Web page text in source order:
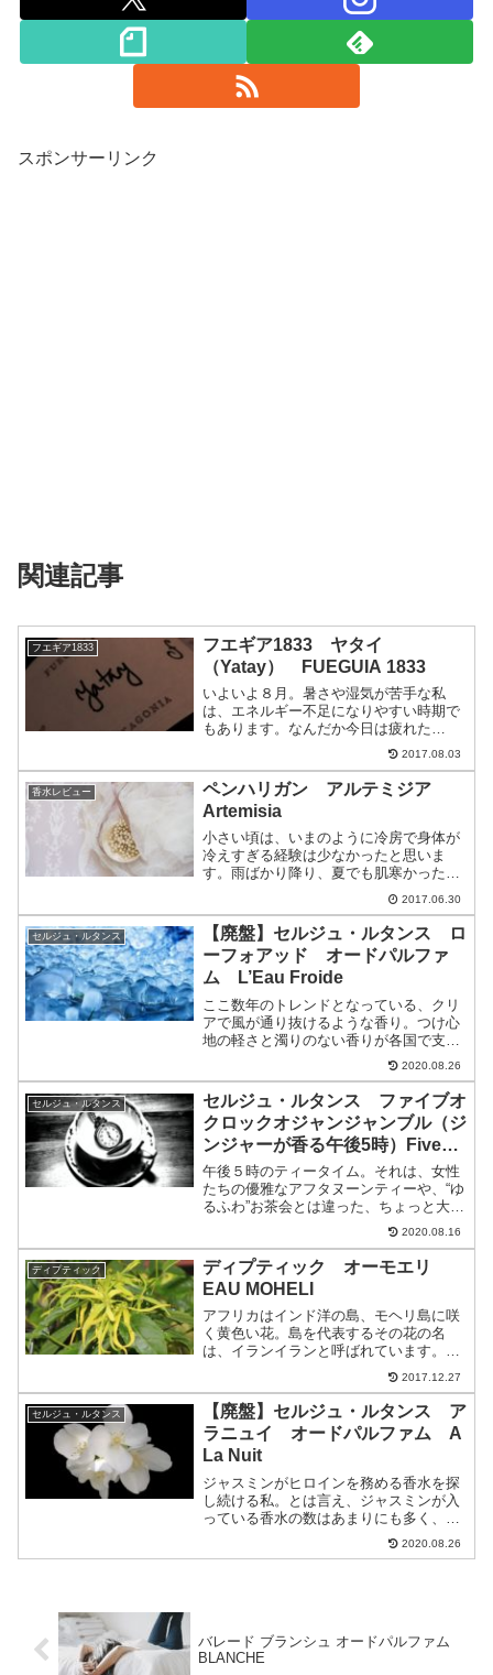
スポンサーリンク
関連記事
フエギア1833
フエギア1833 ヤタイ
（Yatay） FUEGUIA 1833
いよいよ８月。暑さや湿気が苦手な私
は、エネルギー不足になりやすい時期で
もあります。なんだか今日は疲れた
な・・・心からリラックスしたい時は、
敢えて肌には何もまとわないという選択
肢もあると思っています。お部屋でゆっ
くり過ごす時は、肌には何の香り...
2017.08.03
香水レビュー
ペンハリガン アルテミジア
Artemisia
小さい頃は、いまのように冷房で身体が
冷えすぎる経験は少なかったと思いま
す。雨ばかり降り、夏でも肌寒かった冷
夏の年のある日。寒くてベッドに寝転ん
だ時にふわっと香ったタオルケットの良
い匂いは、なぜだか忘れることができま
せん。このエピソードは、冷...
2017.06.30
セルジュ・ルタンス
【廃盤】セルジュ・ルタンス ロ
ーフォアッド オードパルファ
ム L’Eau Froide
ここ数年のトレンドとなっている、クリ
アで風が通り抜けるような香り。つけ心
地の軽さと濁りのない香りが各国で支持
されており、各ブランドの売れ筋ライン
ナップにもさりげなく加わっているよう
です。今回は、セルジュ・ルタンスのロ
ーシリーズから、ロー フ...
2020.08.26
セルジュ・ルタンス
セルジュ・ルタンス ファイブオ
クロックオジャンジャンブル（ジ
ンジャーが香る午後5時）Five
O`Clock Au Gingembre
午後５時のティータイム。それは、女性
たちの優雅なアフタヌーンティーや、“ゆ
るふわ”お茶会とは違った、ちょっと大人
のティータイム・・・古き良き英国の、
礼儀正しいティータイムに招いてくれる
ような特別感を感じさせる作品です。今
回は、セルジュ・ルタ...
2020.08.16
ディプティック
ディプティック オーモエリ
EAU MOHELI
アフリカはインド洋の島、モヘリ島に咲
く黄色い花。島を代表するその花の名
は、イランイランと呼ばれています。ア
ロマテラピーでも精油が使われ、甘く濃
厚な香りが特徴で、女性らしい色気を感
じさせてくれます。そんな花の香りをふ
んだんに使った、オーモエリ...
2017.12.27
セルジュ・ルタンス
【廃盤】セルジュ・ルタンス ア
ラニュイ オードパルファム A
La Nuit
ジャスミンがヒロインを務める香水を探
し続ける私。とは言え、ジャスミンが入
っている香水の数はあまりにも多く、全
てを探し尽くすには、いったいどのくら
い掛かるのか・・・しかしシングルフロ
2020.08.26
バレード ブランシュ オードパルファム
BLANCHE